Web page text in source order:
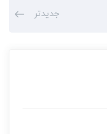
جدیدتر